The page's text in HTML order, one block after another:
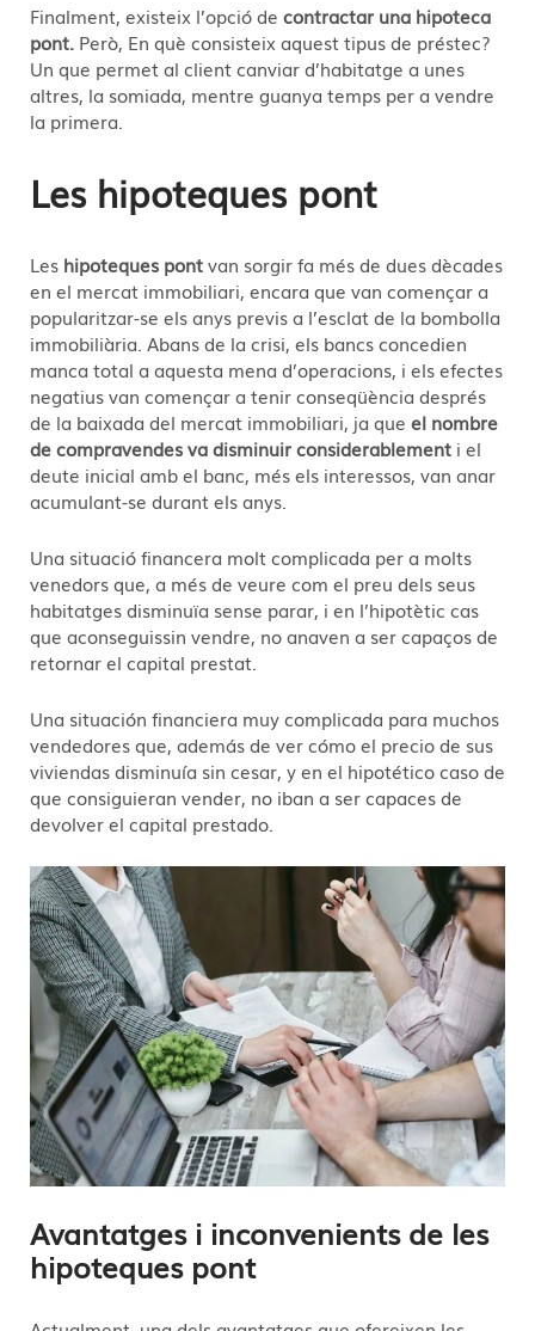
Finalment, existeix l’opció de contractar una hipoteca
pont. Però, En què consisteix aquest tipus de préstec?
Un que permet al client canviar d’habitatge a unes
altres, la somiada, mentre guanya temps per a vendre
la primera.
Les hipoteques pont
Les hipoteques pontvan sorgir fa més de dues dècades
en el mercat immobiliari, encara que van començar a
popularitzar-se els anys previs a l’esclat de la bombolla
immobiliària. Abans de la crisi, els bancs concedien
manca total a aquesta mena d’operacions, i els efectes
negatius van començar a tenir conseqüència després
de la baixada del mercat immobiliari, ja que el nombre
de compravendes va disminuir considerablement i el
deute inicial amb el banc, més els interessos, van anar
acumulant-se durant els anys.
Una situació financera molt complicada per a molts
venedors que, a més de veure com el preu dels seus
habitatges disminuïa sense parar, i en l’hipotètic cas
que aconseguissin vendre, no anaven a ser capaços de
retornar el capital prestat.
Una situación financiera muy complicada para muchos
vendedores que, además de ver cómo el precio de sus
viviendas disminuía sin cesar, y en el hipotético caso de
que consiguieran vender, no iban a ser capaces de
devolver el capital prestado.
Avantatges i inconvenients de les
hipoteques pont